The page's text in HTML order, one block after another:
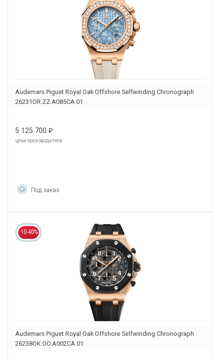
Audemars Piguet Royal Oak Offshore Selfwinding Chronograph
26231OR.ZZ.A085CA.01
5 125 700 ₽
цена производителя
Под заказ
10-40%
Audemars Piguet Royal Oak Offshore Selfwinding Chronograph
26238OK.OO.A002CA.01